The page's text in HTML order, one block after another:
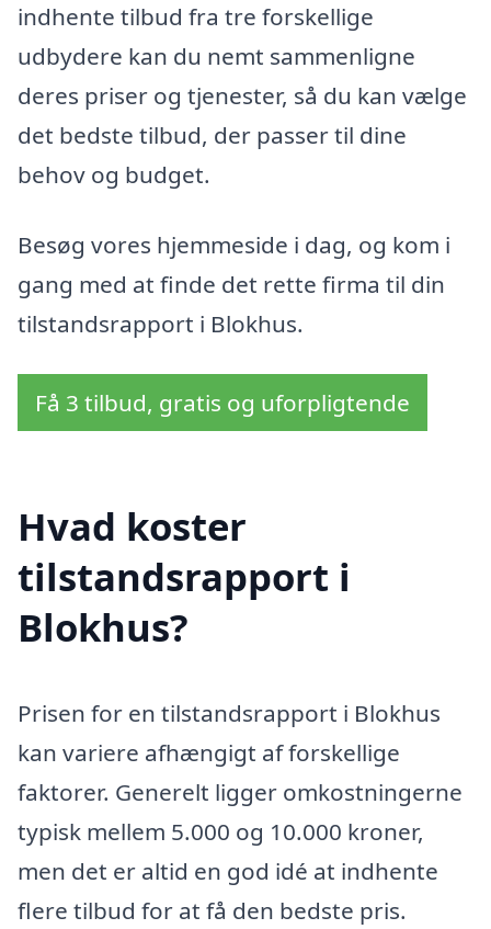
indhente tilbud fra tre forskellige
udbydere kan du nemt sammenligne
deres priser og tjenester, så du kan vælge
det bedste tilbud, der passer til dine
behov og budget.
Besøg vores hjemmeside i dag, og kom i
gang med at finde det rette firma til din
tilstandsrapport i Blokhus.
Få 3 tilbud, gratis og uforpligtende
Hvad koster
tilstandsrapport i
Blokhus?
Prisen for en tilstandsrapport i Blokhus
kan variere afhængigt af forskellige
faktorer. Generelt ligger omkostningerne
typisk mellem 5.000 og 10.000 kroner,
men det er altid en god idé at indhente
flere tilbud for at få den bedste pris.